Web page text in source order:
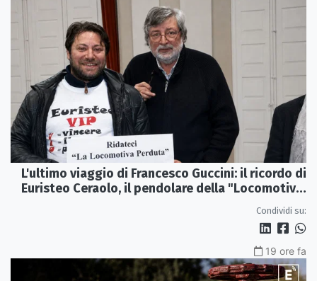
L'ultimo viaggio di Francesco Guccini: il ricordo di
Euristeo Ceraolo, il pendolare della "Locomotiva
Condividi su:
19 ore fa